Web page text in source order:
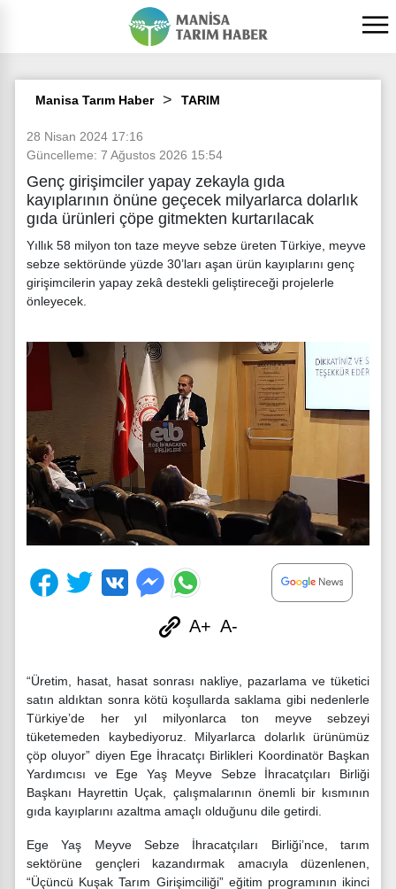
Manisa Tarım Haber TARIM
28 Nisan 2024 17:16
Güncelleme: 7 Ağustos 2026 15:54
Genç girişimciler yapay zekayla gıda
kayıplarının önüne geçecek milyarlarca dolarlık
gıda ürünleri çöpe gitmekten kurtarılacak
Yıllık 58 milyon ton taze meyve sebze üreten Türkiye, meyve
sebze sektöründe yüzde 30’ları aşan ürün kayıplarını genç
girişimcilerin yapay zekâ destekli geliştireceği projelerle
önleyecek.
A+ A-
“Üretim, hasat, hasat sonrası nakliye, pazarlama ve tüketici
satın aldıktan sonra kötü koşullarda saklama gibi nedenlerle
Türkiye’de her yıl milyonlarca ton meyve sebzeyi
tüketemeden kaybediyoruz. Milyarlarca dolarlık ürünümüz
çöp oluyor” diyen Ege İhracatçı Birlikleri Koordinatör Başkan
Yardımcısı ve Ege Yaş Meyve Sebze İhracatçıları Birliği
Başkanı Hayrettin Uçak, çalışmalarının önemli bir kısmının
gıda kayıplarını azaltma amaçlı olduğunu dile getirdi.
Ege Yaş Meyve Sebze İhracatçıları Birliği’nce, tarım
sektörüne gençleri kazandırmak amacıyla düzenlenen,
“Üçüncü Kuşak Tarım Girişimciliği” eğitim programının ikinci